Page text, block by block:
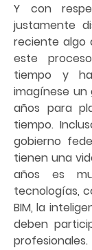
Y con
justamente
reciente algo
este
tiempo y
imagínese un
años para
tiempo.
gobierno
tienen una
años es
tecnologías,
BIM, la
deben
profesionales.